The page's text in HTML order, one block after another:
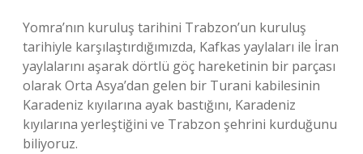
Yomra’nın kuruluş tarihini Trabzon’un kuruluş
tarihiyle karşılaştırdığımızda, Kafkas yaylaları ile İran
yaylalarını aşarak dörtlü göç hareketinin bir parçası
olarak Orta Asya’dan gelen bir Turani kabilesinin
Karadeniz kıyılarına ayak bastığını, Karadeniz
kıyılarına yerleştiğini ve Trabzon şehrini kurduğunu
biliyoruz.